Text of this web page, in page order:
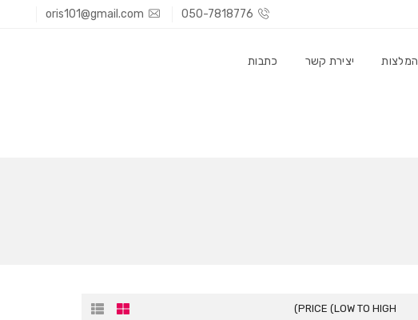
050-7818776
oris101@gmail.com
המלצות יצירת קשר כתבות
PRICE (LOW TO HIGH)